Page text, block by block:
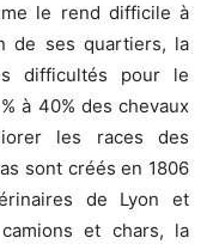
le rend difficile à
de ses quartiers, la
difficultés pour le
à 40% des chevaux
les races des
sont créés en 1806
de Lyon et
et chars, la